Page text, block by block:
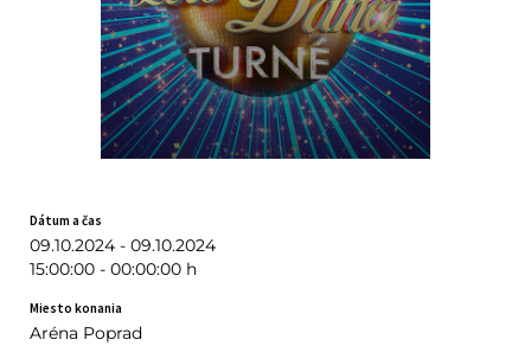
Dátum a čas
09.10.2024 - 09.10.2024
15:00:00 - 00:00:00 h
Miesto konania
Aréna Poprad